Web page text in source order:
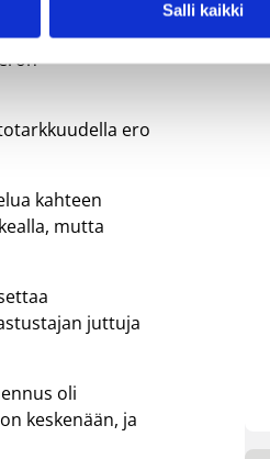
Salli kaikki
ero
kahteen
mutta
juttuja
oli
keskenään, ja